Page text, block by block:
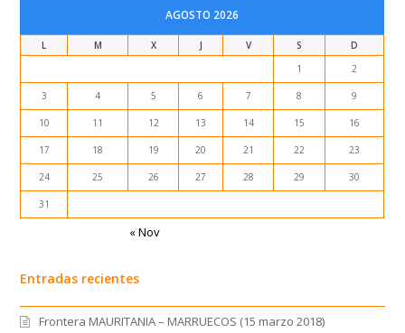
AGOSTO 2026
L M X J V S
D
1
2
3 4 5 6 7 8 9
10 11 12 13 14 15 16
17 18 19 20 21 22 23
24 25 26 27 28 29 30
31
« Nov
Entradas recientes
Frontera MAURITANIA – MARRUECOS (15 marzo 2018)